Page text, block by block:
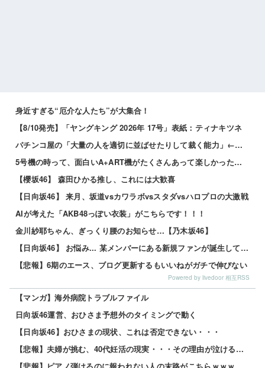
身近すぎる“厄介な人たち”が大集合！
【8/10発売】「ヤングキング 2026年 17号」表紙：ティナキツネ
パチンコ屋の「大量の人を適切に並ばせたりして裁く能力」←これガチで凄いよなｗｗｗ
5号機の時って、面白いA+ART機がたくさんあって楽しかったよなｗｗｗ
【櫻坂46】 森田ひかる推し、これには大歓喜
【日向坂46】 来月、坂道vsカワラボvsスタダvsハロプロの大激戦
AIが考えた「AKB48っぽい衣装」がこちらです！！！
金川紗耶ちゃん、ぎっくり腰のお知らせ…【乃木坂46】
【日向坂46】 お悩み... 某メンバーにある新規ファンが誕生していた
【悲報】6期のエース、ブログ更新するもいいねがガチで伸びない
Powered by livedoor 相互RSS
【マンガ】海外病院トラブルファイル
日向坂46運営、おひさま予想外のタイミングで動く
【日向坂46】おひさまの現状、これは否定できない・・・
【悲報】夫婦が挑む、40代妊活の現実・・・その理由が泣けるｗｗｗｗ 他